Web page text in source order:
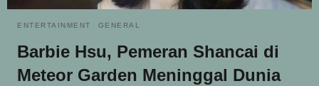
ENTERTAINMENT GENERAL
Barbie Hsu, Pemeran Shancai di
Meteor Garden Meninggal Dunia